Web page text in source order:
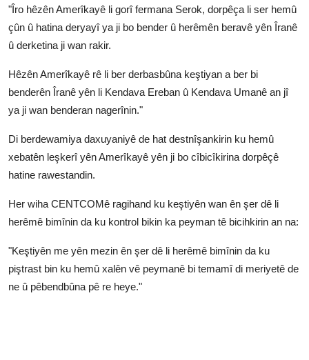
"Îro hêzên Amerîkayê li gorî fermana Serok, dorpêça li ser hemû
çûn û hatina deryayî ya ji bo bender û herêmên beravê yên Îranê
û derketina ji wan rakir.
Hêzên Amerîkayê rê li ber derbasbûna keştiyan a ber bi
benderên Îranê yên li Kendava Ereban û Kendava Umanê an jî
ya ji wan benderan nagerînin."
Di berdewamiya daxuyaniyê de hat destnîşankirin ku hemû
xebatên leşkerî yên Amerîkayê yên ji bo cîbicîkirina dorpêçê
hatine rawestandin.
Her wiha CENTCOMê ragihand ku keştiyên wan ên şer dê li
herêmê bimînin da ku kontrol bikin ka peyman tê bicihkirin an na:
"Keştiyên me yên mezin ên şer dê li herêmê bimînin da ku
piştrast bin ku hemû xalên vê peymanê bi temamî di meriyetê de
ne û pêbendbûna pê re heye."